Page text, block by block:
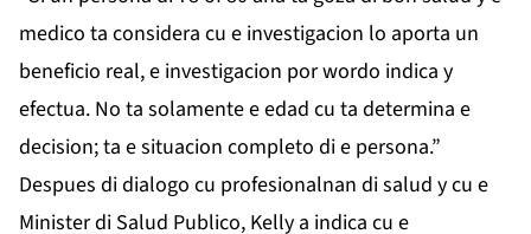
medico ta considera cu e investigacion lo aporta un
beneficio real, e investigacion por wordo indica y
efectua. No ta solamente e edad cu ta determina e
decision; ta e situacion completo di e persona.”
Despues di dialogo cu profesionalnan di salud y cu e
Minister di Salud Publico, Kelly a indica cu e